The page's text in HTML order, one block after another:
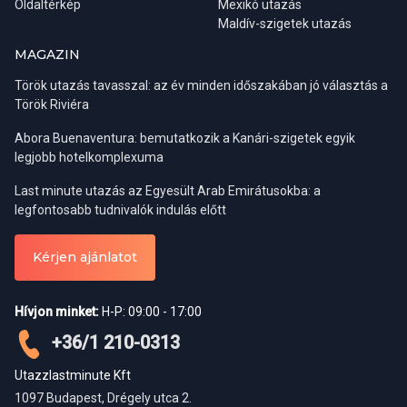
Ha viszont inkább csak kulturális céllal látogatnánk az országba,
akkor a tavaszi időszak a legideálisabb. A téli esőzések ilyenkor
már véget értek, a levegő kellemesen meleg, a táj pedig a
partján. Amennyiben a keleti, hegyvidéki területekre is kíváncsiak
vagyunk, az utazás ideális ideje május és október közé tehető,
télen ugyanis ezen a területen gyakoriak a fagyok, illetve a
havazás miatti útlezárások.
Régiók:Belek, Side, Alanya
Részvételi díj:
0-6 év ingyenes / 7-12 év 18 € / felnőtt 35 €
Azoknak ajánljuk ezt a programunkat, akik tengeribetegek vagy
nem szeretnék feláldozni egy napjukat a város felfedezésével,
hiszen vétek lenne kihagyni a város látványosságainak
megtekintését. Programunk során felmegyünk az ún. Seyir azaz
Oldaltérkép
Mexikó utazás
Maldív-szigetek utazás
MAGAZIN
Török utazás tavasszal: az év minden időszakában jó választás a
Török Riviéra
Abora Buenaventura: bemutatkozik a Kanári-szigetek egyik
legjobb hotelkomplexuma
Last minute utazás az Egyesült Arab Emirátusokba: a
legfontosabb tudnivalók indulás előtt
Kérjen ajánlatot
Hívjon minket: H-P: 09:00 - 17:00
+36/1 210-0313
Utazzlastminute Kft
1097 Budapest, Drégely utca 2.